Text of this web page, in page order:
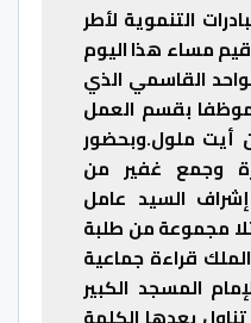
التنموية لأطر
مساء هذا اليوم
القاسمي الذي
بقسم العمل
أيت ملول.وبحضور
وجمع غفير من
السيد عامل
مجموعة من طلبة
قراءة جماعية
المسجد الكبير